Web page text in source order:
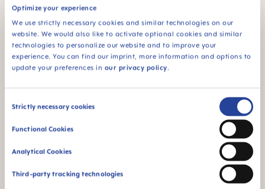
Optimize your experience
We use strictly necessary cookies and similar technologies on our
website. We would also like to activate optional cookies and similar
technologies to personalize our website and to improve your
experience. You can find our imprint, more information and options to
update your preferences in our privacy policy.
Consent
Strictly necessary cookies
Functional Cookies
Analytical Cookies
Third-party tracking technologies
MAM Original Schnuller 6+
€ 8,79
IN DEN WARENKORB
MAM Original Schnuller 0-2
IN DEN WARENKORB